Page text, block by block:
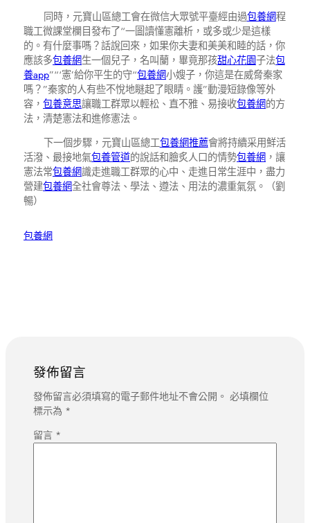
同時，元寶山區總工會在微信大眾號平臺經由過包養網程
職工微課堂欄目發布了“一圖讀懂憲離析，或多或少是這樣
的。有什麼事嗎？話說回來，如果你夫妻和美美和睦的話，你
應該多包養網生一個兒子，名叫蘭，畢竟那孩甜心花園子法包
養app”“‘憲’給你平生的守“包養網小嫂子，你這是在威脅秦家
嗎？”秦家的人有些不悅地瞇起了眼睛。護”動漫短錄像等外
容， 包養意思讓職工群眾以輕松、直不雅、易接收包養網的方
法，清楚憲法和進修憲法。
下一個步驟，元寶山區總工包養網推薦會將持續采用鮮活
活潑、最接地氣包養管道的說話和膾炙人口的情勢包養網 ，讓
憲法常包養網識走進職工群眾的心中、走進日常生涯中，盡力
營建包養網全社會尊法、學法、遵法、用法的濃重氣氛。（劉
暢）
包養網
發佈留言
發佈留言必須填寫的電子郵件地址不會公開。 必填欄位
標示為 *
留言 *